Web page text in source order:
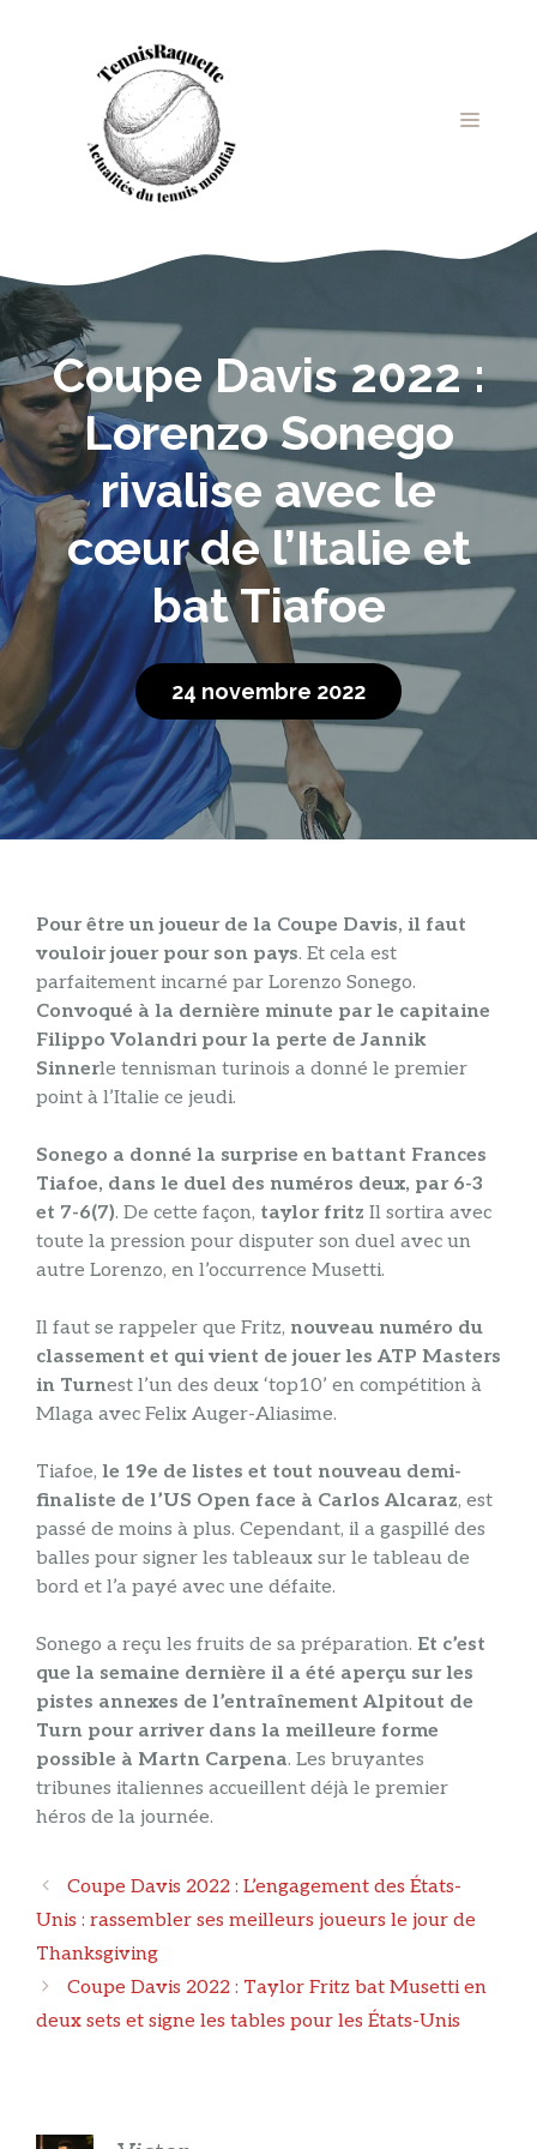
MENU
Coupe Davis 2022 :
Lorenzo Sonego
rivalise avec le
cœur de l’Italie et
bat Tiafoe
24 novembre 2022
Pour être un joueur de la Coupe Davis, il faut
vouloir jouer pour son pays. Et cela est
parfaitement incarné par Lorenzo Sonego.
Convoqué à la dernière minute par le capitaine
Filippo Volandri pour la perte de Jannik
Sinnerle tennisman turinois a donné le premier
point à l’Italie ce jeudi.
Sonego a donné la surprise en battant Frances
Tiafoe, dans le duel des numéros deux, par 6-3
et 7-6(7). De cette façon, taylor fritz Il sortira avec
toute la pression pour disputer son duel avec un
autre Lorenzo, en l’occurrence Musetti.
Il faut se rappeler que Fritz, nouveau numéro du
classement et qui vient de jouer les ATP Masters
in Turnest l’un des deux ‘top10’ en compétition à
Mlaga avec Felix Auger-Aliasime.
Tiafoe, le 19e de listes et tout nouveau demi-
finaliste de l’US Open face à Carlos Alcaraz, est
passé de moins à plus. Cependant, il a gaspillé des
balles pour signer les tableaux sur le tableau de
bord et l’a payé avec une défaite.
Sonego a reçu les fruits de sa préparation. Et c’est
que la semaine dernière il a été aperçu sur les
pistes annexes de l’entraînement Alpitout de
Turn pour arriver dans la meilleure forme
possible à Martn Carpena. Les bruyantes
tribunes italiennes accueillent déjà le premier
héros de la journée.
Navigation
des
articles
Coupe Davis 2022 : L’engagement des États-
Unis : rassembler ses meilleurs joueurs le jour de
Thanksgiving
Coupe Davis 2022 : Taylor Fritz bat Musetti en
deux sets et signe les tables pour les États-Unis